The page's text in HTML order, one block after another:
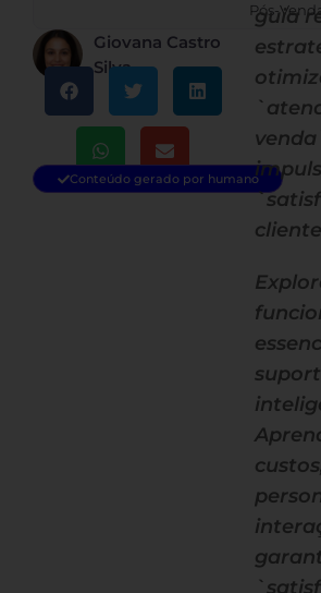
Pós-
Giovana Castro
Silva
Conteúdo gerado por humano
guia